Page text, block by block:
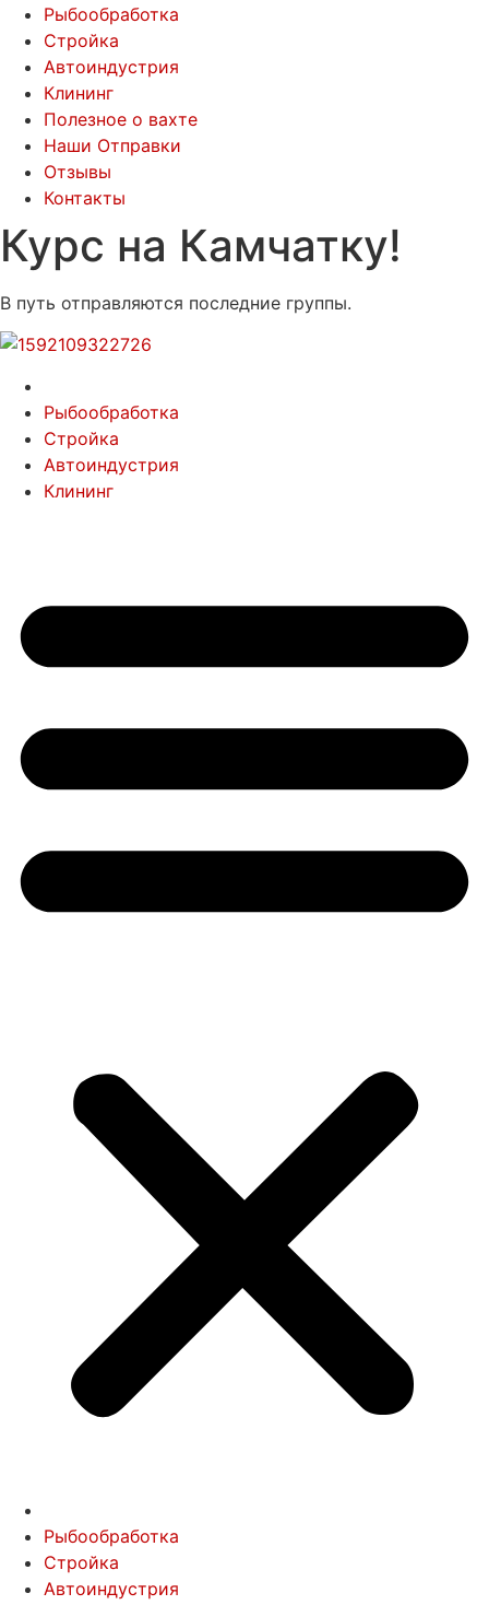
Рыбообработка
Стройка
Автоиндустрия
Клининг
Полезное о вахте
Наши Отправки
Отзывы
Контакты
Курс на Камчатку!
В путь отправляются последние группы.
Рыбообработка
Стройка
Автоиндустрия
Клининг
Рыбообработка
Стройка
Автоиндустрия